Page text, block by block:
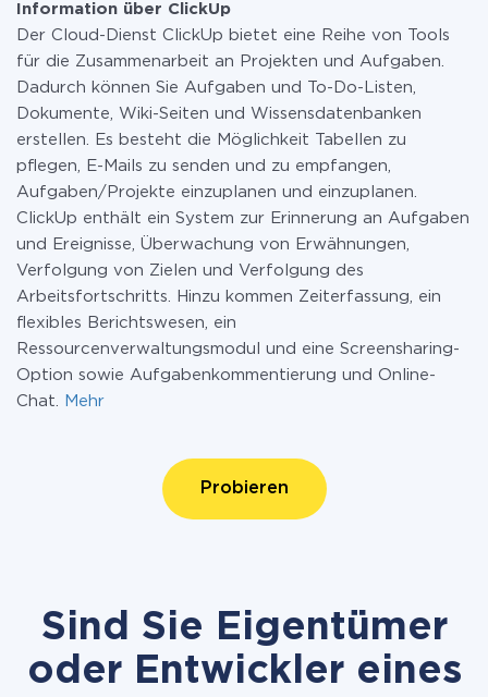
Information über ClickUp
Der Cloud-Dienst ClickUp bietet eine Reihe von Tools
für die Zusammenarbeit an Projekten und Aufgaben.
Dadurch können Sie Aufgaben und To-Do-Listen,
Dokumente, Wiki-Seiten und Wissensdatenbanken
erstellen. Es besteht die Möglichkeit Tabellen zu
pflegen, E-Mails zu senden und zu empfangen,
Aufgaben/Projekte einzuplanen und einzuplanen.
ClickUp enthält ein System zur Erinnerung an Aufgaben
und Ereignisse, Überwachung von Erwähnungen,
Verfolgung von Zielen und Verfolgung des
Arbeitsfortschritts. Hinzu kommen Zeiterfassung, ein
flexibles Berichtswesen, ein
Ressourcenverwaltungsmodul und eine Screensharing-
Option sowie Aufgabenkommentierung und Online-
Chat.
Mehr
Probieren
Sind Sie Eigentümer
oder Entwickler eines